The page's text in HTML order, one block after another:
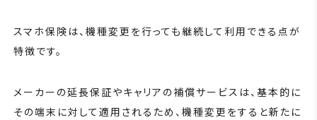
スマホ保険は、機種変更を行っても継続して利用できる点が
特徴です。
メーカーの延長保証やキャリアの補償サービスは、基本的に
その端末に対して適用されるため、機種変更をすると新たに